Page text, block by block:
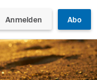
Anmelden Abo